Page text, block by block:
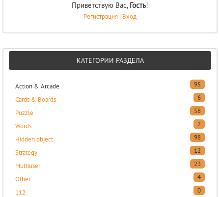
Приветствую Вас, Гость!
Регистрация | Вход
КАТЕГОРИИ РАЗДЕЛА
Action & Arcade
95
Cards & Boards
6
Puzzle
58
Words
2
Hidden object
98
Strategy
12
Multiuser
23
Other
4
112
0